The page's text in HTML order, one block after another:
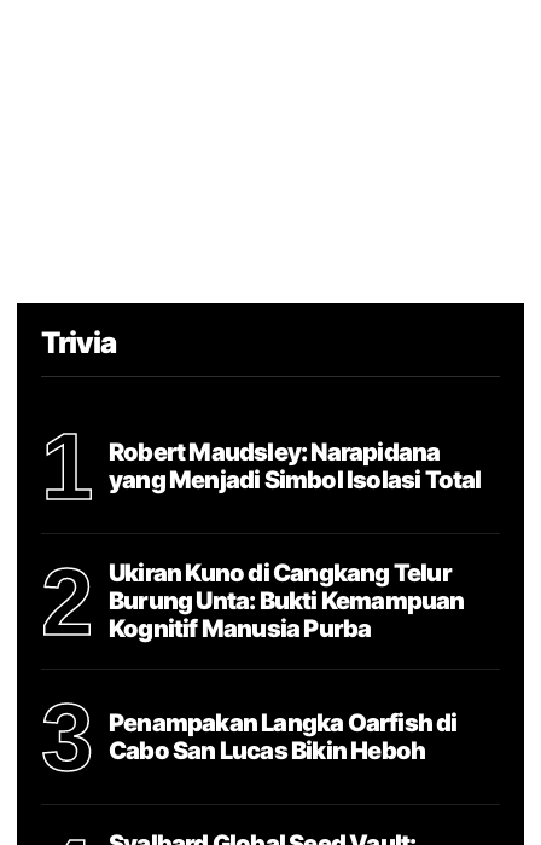
Trivia
1
Robert Maudsley: Narapidana
yang Menjadi Simbol Isolasi Total
2
Ukiran Kuno di Cangkang Telur
Burung Unta: Bukti Kemampuan
Kognitif Manusia Purba
3
Penampakan Langka Oarfish di
Cabo San Lucas Bikin Heboh